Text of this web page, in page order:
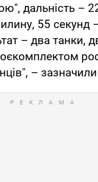
дальність –
55 секунд
– два танки,
– зазначили